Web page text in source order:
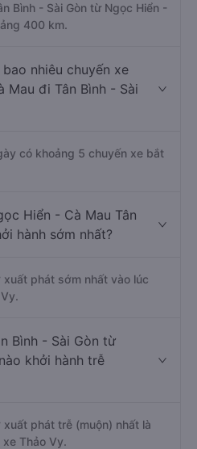
Bình - Sài Gòn từ Ngọc Hiển -
400 km.
nhiêu chuyến xe
Mau đi Tân Bình - Sài
có khoảng 5 chuyến xe bắt
Hiển - Cà Mau Tân
hành sớm nhất?
phát sớm nhất vào lúc
Bình - Sài Gòn từ
khởi hành trễ
phát trễ (muộn) nhất là
Thảo Vy.